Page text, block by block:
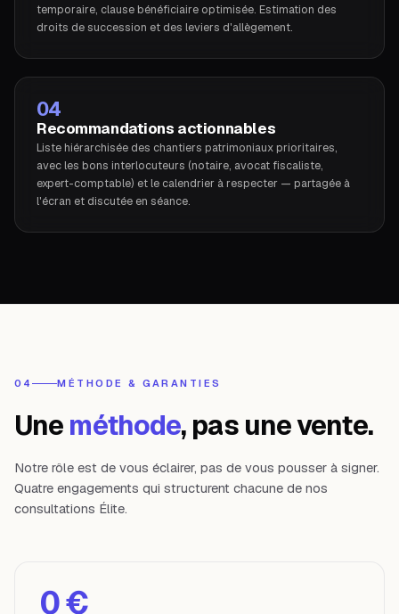
temporaire, clause bénéficiaire optimisée. Estimation des
droits de succession et des leviers d'allègement.
04
Recommandations actionnables
Liste hiérarchisée des chantiers patrimoniaux prioritaires,
avec les bons interlocuteurs (notaire, avocat fiscaliste,
expert-comptable) et le calendrier à respecter — partagée à
l'écran et discutée en séance.
04 MÉTHODE & GARANTIES
Une méthode, pas une vente.
Notre rôle est de vous éclairer, pas de vous pousser à signer.
Quatre engagements qui structurent chacune de nos
consultations Élite.
0 €